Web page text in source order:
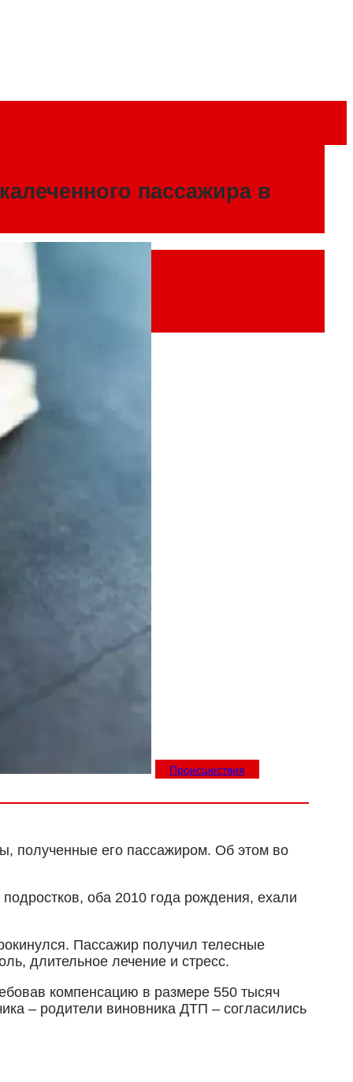
пассажира в
Происшествия
полученные его пассажиром. Об этом во
оба 2010 года рождения, ехали
Пассажир получил телесные
длительное лечение и стресс.
компенсацию в размере 550 тысяч
– родители виновника ДТП – согласились